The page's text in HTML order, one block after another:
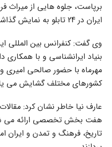
برپاست، جلوه هایی از میراث
ایران در 24 تابلو به نمایش گذاشته می شود.
وی گفت: کنفرانس بین المللی
بنیاد ایرانشناسی و با
مهرماه با حضور صالحی امیری
کشورهای مختلف گشایش می
عارف نیا خاطر نشان کرد:
هفت بخش تخصصی ارائه می
تاریخ، فرهنگ و تمدن و ایران